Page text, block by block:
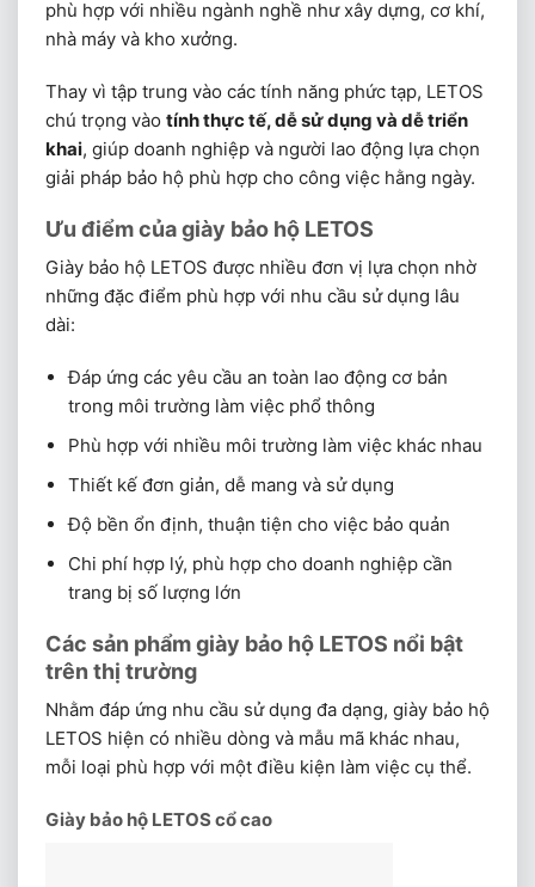
phù hợp với nhiều ngành nghề như xây dựng, cơ khí,
nhà máy và kho xưởng.
Thay vì tập trung vào các tính năng phức tạp, LETOS
chú trọng vào tính thực tế, dễ sử dụng và dễ triển
khai, giúp doanh nghiệp và người lao động lựa chọn
giải pháp bảo hộ phù hợp cho công việc hằng ngày.
Ưu điểm của giày bảo hộ LETOS
Giày bảo hộ LETOS được nhiều đơn vị lựa chọn nhờ
những đặc điểm phù hợp với nhu cầu sử dụng lâu
dài:
Đáp ứng các yêu cầu an toàn lao động cơ bản
trong môi trường làm việc phổ thông
Phù hợp với nhiều môi trường làm việc khác nhau
Thiết kế đơn giản, dễ mang và sử dụng
Độ bền ổn định, thuận tiện cho việc bảo quản
Chi phí hợp lý, phù hợp cho doanh nghiệp cần
trang bị số lượng lớn
Các sản phẩm giày bảo hộ LETOS nổi bật
trên thị trường
Nhằm đáp ứng nhu cầu sử dụng đa dạng, giày bảo hộ
LETOS hiện có nhiều dòng và mẫu mã khác nhau,
mỗi loại phù hợp với một điều kiện làm việc cụ thể.
Giày bảo hộ LETOS cổ cao